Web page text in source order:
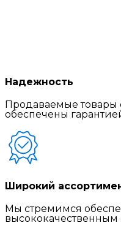
Надежность
Продаваемые
обеспечены
Широкий
Мы стремимся